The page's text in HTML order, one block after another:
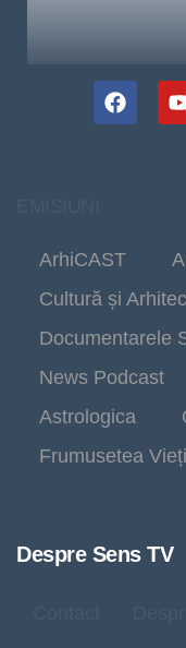
ArhiCAST
Cultură și
Documentarele
News Podcast
Astrologica
Frumusetea
Despre Sens TV